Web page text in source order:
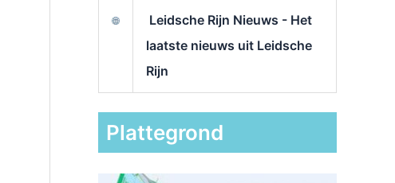
Leidsche Rijn Nieuws - Het
laatste nieuws uit Leidsche
Rijn
Plattegrond